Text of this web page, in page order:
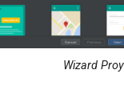
Wizard